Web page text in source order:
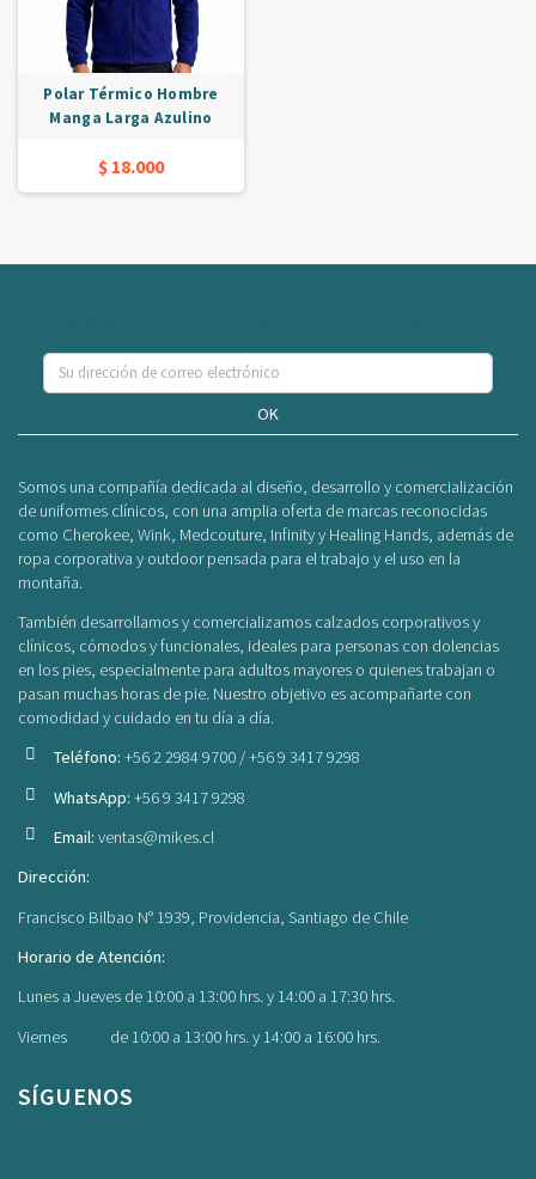
Polar Térmico Hombre
Manga Larga Azulino
$ 18.000
OK
Somos una compañía dedicada al diseño, desarrollo y comercialización
de uniformes clínicos, con una amplia oferta de marcas reconocidas
como Cherokee, Wink, Medcouture, Infinity y Healing Hands, además de
ropa corporativa y outdoor pensada para el trabajo y el uso en la
montaña.
También desarrollamos y comercializamos calzados corporativos y
clínicos, cómodos y funcionales, ideales para personas con dolencias
en los pies, especialmente para adultos mayores o quienes trabajan o
pasan muchas horas de pie. Nuestro objetivo es acompañarte con
comodidad y cuidado en tu día a día.
Teléfono: +56 2 2984 9700 / +56 9 3417 9298
WhatsApp: +56 9 3417 9298
Email: ventas@mikes.cl
Dirección:
Francisco Bilbao N° 1939, Providencia, Santiago de Chile
Horario de Atención:
Lunes a Jueves de 10:00 a 13:00 hrs. y 14:00 a 17:30 hrs.
Viernes de 10:00 a 13:00 hrs. y 14:00 a 16:00 hrs.
SÍGUENOS